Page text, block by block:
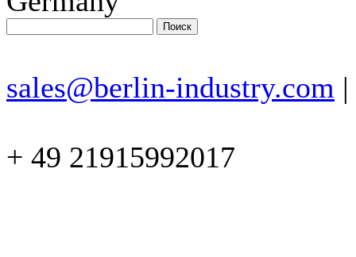
sales@berlin-industry.com |
+ 49 21915992017